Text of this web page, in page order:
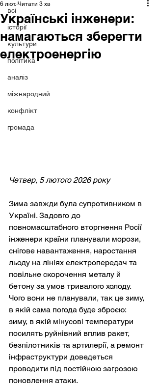
всі
історії
культури
політика
аналіз
міжнародний
конфлікт
громада
Українські інженери:
намагаються зберегти
електроенергію
6 лют. Читати 3 хв
Четвер, 5 лютого 2026 року
Зима завжди була супротивником в
Україні. Задовго до
повномасштабного вторгнення Росії
інженери країни планували морози,
снігове навантаження, наростання
льоду на лініях електропередач та
повільне скорочення металу й
бетону за умов тривалого холоду.
Чого вони не планували, так це зиму,
в якій сама погода буде зброєю:
зиму, в якій мінусові температури
посилять руйнівний вплив ракет,
безпілотників та артилерії, а ремонт
інфраструктури доведеться
проводити під постійною загрозою
поновлення атаки.